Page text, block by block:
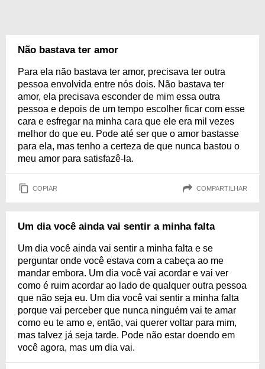
Não bastava ter amor
Para ela não bastava ter amor, precisava ter outra
pessoa envolvida entre nós dois. Não bastava ter
amor, ela precisava esconder de mim essa outra
pessoa e depois de um tempo escolher ficar com esse
cara e esfregar na minha cara que ele era mil vezes
melhor do que eu. Pode até ser que o amor bastasse
para ela, mas tenho a certeza de que nunca bastou o
meu amor para satisfazê-la.
COPIAR COMPARTILHAR
Um dia você ainda vai sentir a minha falta
Um dia você ainda vai sentir a minha falta e se
perguntar onde você estava com a cabeça ao me
mandar embora. Um dia você vai acordar e vai ver
como é ruim acordar ao lado de qualquer outra pessoa
que não seja eu. Um dia você vai sentir a minha falta
porque vai perceber que nunca ninguém vai te amar
como eu te amo e, então, vai querer voltar para mim,
mas talvez já seja tarde. Pode não estar doendo em
você agora, mas um dia vai.